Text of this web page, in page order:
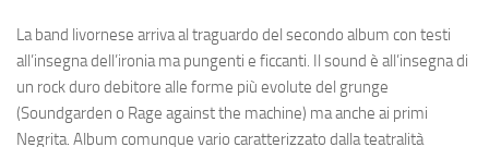
La band livornese arriva al traguardo del secondo album con testi
all’insegna dell’ironia ma pungenti e ficcanti. Il sound è all’insegna di
un rock duro debitore alle forme più evolute del grunge
(Soundgarden o Rage against the machine) ma anche ai primi
Negrita. Album comunque vario caratterizzato dalla teatralità